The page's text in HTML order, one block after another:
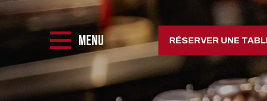
MENU RÉSERVER UNE